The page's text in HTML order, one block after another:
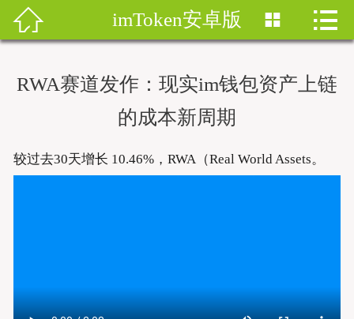
首页
imtoken下载
imToken最新版
 imToken安卓版  
RWA赛道发作：现实im钱包资产上链
的成本新周期
较过去30天增长 10.46%，RWA（Real World Assets。